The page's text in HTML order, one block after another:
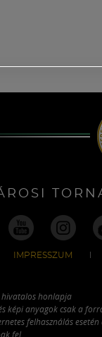
IMPRESSZUM
hivatalos honlapja
képi anyagok csak a
felhasználás
fel.